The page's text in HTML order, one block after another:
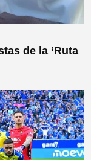
de la ‘Ruta